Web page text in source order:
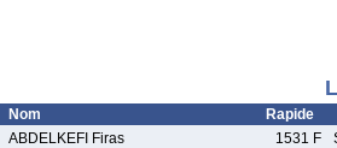
Nom
Rapide
ABDELKEFI Firas 1531 F